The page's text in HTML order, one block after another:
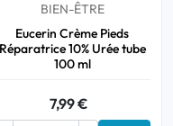
BIEN-ÊTRE
Eucerin Crème Pieds
Réparatrice 10% Urée tube
100 ml
7,99 €